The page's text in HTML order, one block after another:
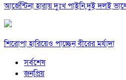
আর্জেন্টিনা হারায় দুঃখ পাইনি,দুই দলই
শিরোপা হারিয়েও পাচ্ছেন বীরের মর্যাদা
সর্বশেষ
জনপ্রিয়